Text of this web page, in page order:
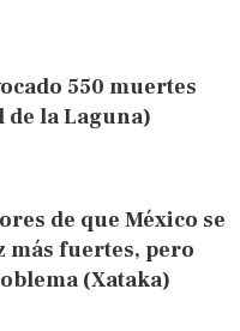
550 muertes
de la Laguna)
de que México se
más fuertes, pero
(Xataka)